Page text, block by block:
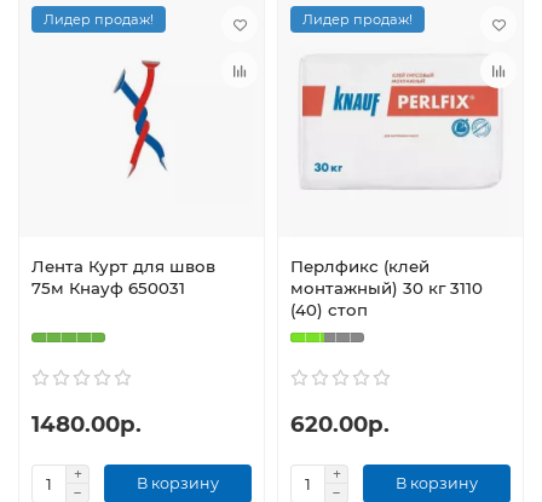
Лидер продаж!
Лента Курт для швов
75м Кнауф 650031
1480.00р.
В корзину
Лидер продаж!
Перлфикс (клей
монтажный) 30 кг 3110
(40) стоп
620.00р.
В корзину